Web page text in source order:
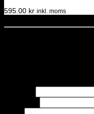
595.00 kr inkl. moms